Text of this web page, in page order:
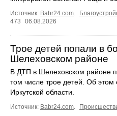
Источник: Babr24.com.
473
06.08.2026
Трое детей попали в
Шелеховском районе
В ДТП в Шелеховском районе
том числе трое детей. Об
Иркутской области.
Источник: Babr24.com.